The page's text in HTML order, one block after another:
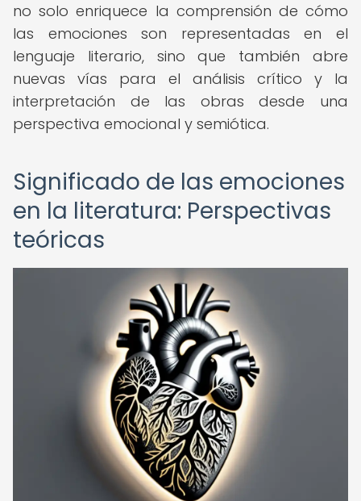
no solo enriquece la comprensión de cómo
las emociones son representadas en el
lenguaje literario, sino que también abre
nuevas vías para el análisis crítico y la
interpretación de las obras desde una
perspectiva emocional y semiótica.
Significado de las emociones
en la literatura: Perspectivas
teóricas